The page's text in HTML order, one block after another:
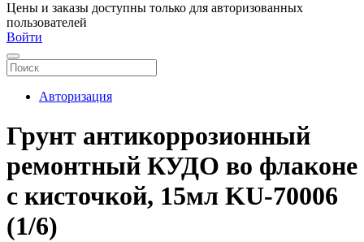
Цены и заказы доступны только для авторизованных
пользователей
Войти
Авторизация
Грунт антикоррозионный
ремонтный КУДО во флаконе
с кисточкой, 15мл KU-70006
(1/6)